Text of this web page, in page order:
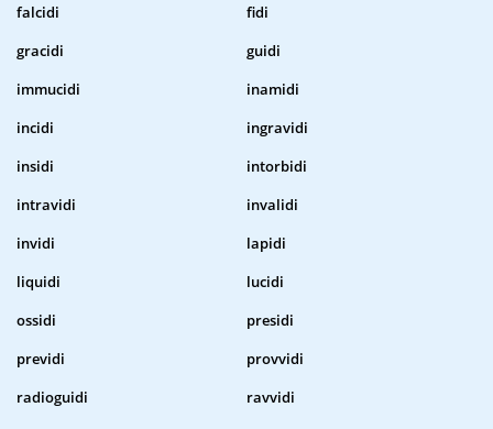
falcidi
fidi
gracidi
guidi
immucidi
inamidi
incidi
ingravidi
insidi
intorbidi
intravidi
invalidi
invidi
lapidi
liquidi
lucidi
ossidi
presidi
previdi
provvidi
radioguidi
ravvidi